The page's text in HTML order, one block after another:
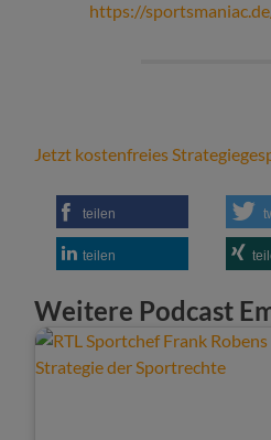
https://
Jetzt kostenfreies
teilen
teilen
Weitere Podcast